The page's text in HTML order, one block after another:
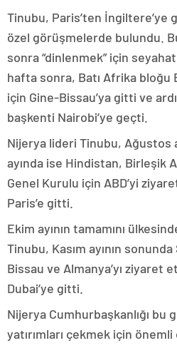
Tinubu, Paris’ten İngiltere’ye
özel görüşmelerde bulundu.
sonra “dinlenmek” için
hafta sonra, Batı Afrika bloğu
için Gine-Bissau’ya gitti ve
başkenti Nairobi’ye geçti.
Nijerya lideri Tinubu, Ağustos
ayında ise Hindistan, Birleşik
Genel Kurulu için ABD’yi
Paris’e gitti.
Ekim ayının tamamını
Tinubu, Kasım ayının
Bissau ve Almanya’yı ziyaret
Dubai’ye gitti.
Nijerya Cumhurbaşkanlığı bu
yatırımları çekmek için